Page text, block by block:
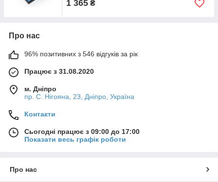
1 365 ₴
Про нас
96% позитивних з 546 відгуків за рік
Працює з 31.08.2020
м. Дніпро
пр. С. Нігояна, 23, Дніпро, Україна
Контакти
Сьогодні працює з 09:00 до 17:00
Показати весь графік роботи
Про нас